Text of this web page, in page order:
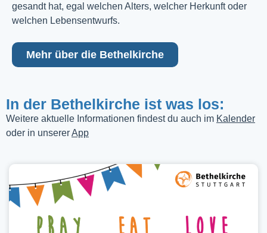
gesandt hat, egal welchen Alters, welcher Herkunft oder
welchen Lebensentwurfs.
Mehr über die Bethelkirche
In der Bethelkirche ist was los:
Weitere aktuelle Informationen findest du auch im Kalender
oder in unsererApp